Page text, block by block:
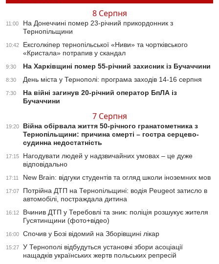
8 Серпня
11:00
На Донеччині помер 23-річний прикордонник з
Тернопільщини
10:42
Ексголкіпер тернопільської «Ниви» та чортківського
«Кристала» потрапив у скандал
9:30 На Харківщині помер 55-річний захисник із Бучаччини
8:30 День міста у Тернополі: програма заходів 14-16 серпня
7:30
На війні загинув 20-річний оператор БпЛА із
Бучаччини
7 Серпня
19:20
Війна обірвала життя 50-річного гранатометника з
Тернопільщини: причина смерті – гостра серцево-
судинна недостатність
17:15
Нагодувати людей у надзвичайних умовах – це дуже
відповідально
17:11 New Brain: відгуки студентів та огляд школи іноземних мов
17:07
Потрійна ДТП на Тернопільщині: водія Peugeot затисло в
автомобілі, постраждала дитина
16:12
Вчинив ДТП у Теребовлі та зник: поліція розшукує жителя
Гусятинщини (фото+відео)
16:00 Спочив у Бозі відомий на Зборівщині лікар
15:27
У Тернополі відбудуться установчі збори асоціації
нащадків українських жертв польських репресій